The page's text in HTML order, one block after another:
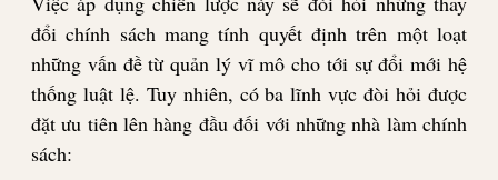
đổi chính sách mang tính quyết định trên một loạt
những vấn đề từ quản lý vĩ mô cho tới sự đổi mới hệ
thống luật lệ. Tuy nhiên, có ba lĩnh vực đòi hỏi được
đặt ưu tiên lên hàng đầu đối với những nhà làm chính
sách: